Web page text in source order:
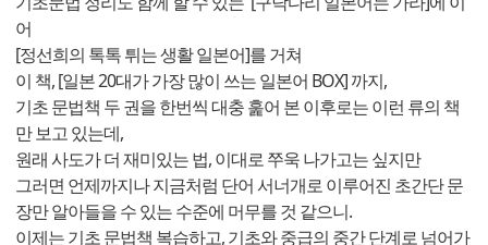
어
[정선희의 톡톡 튀는 생활 일본어]를 거쳐
이 책, [일본 20대가 가장 많이 쓰는 일본어 BOX] 까지,
기초 문법책 두 권을 한번씩 대충 훑어 본 이후로는 이런 류의 책
만 보고 있는데,
원래 사도가 더 재미있는 법, 이대로 쭈욱 나가고는 싶지만
그러면 언제까지나 지금처럼 단어 서너개로 이루어진 초간단 문
장만 알아들을 수 있는 수준에 머무를 것 같으니.
이제는 기초 문법책 복습하고, 기초와 중급의 중간 단계로 넘어가